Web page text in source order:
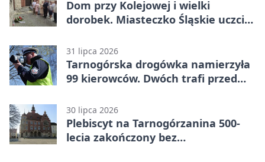
Dom przy Kolejowej i wielki
dorobek. Miasteczko Śląskie uczciło
31 lipca 2026
Tarnogórska drogówka namierzyła
99 kierowców. Dwóch trafi przed
30 lipca 2026
Plebiscyt na Tarnogórzanina 500-
lecia zakończony bez